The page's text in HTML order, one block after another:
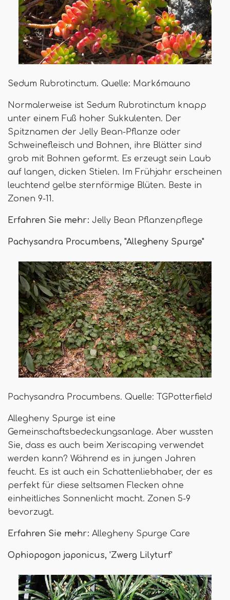
Sedum Rubrotinctum. Quelle: Mark6mauno
Normalerweise ist Sedum Rubrotinctum knapp
unter einem Fuß hoher Sukkulenten. Der
Spitznamen der Jelly Bean-Pflanze oder
Schweinefleisch und Bohnen, ihre Blätter sind
grob mit Bohnen geformt. Es erzeugt sein Laub
auf langen, dicken Stielen. Im Frühjahr erscheinen
leuchtend gelbe sternförmige Blüten. Beste in
Zonen 9-11.
Erfahren Sie mehr: Jelly Bean Pflanzenpflege
Pachysandra Procumbens, "Allegheny Spurge"
Pachysandra Procumbens. Quelle: TGPotterfield
Allegheny Spurge ist eine
Gemeinschaftsbedeckungsanlage. Aber wussten
Sie, dass es auch beim Xeriscaping verwendet
werden kann? Während es in jungen Jahren
feucht. Es ist auch ein Schattenliebhaber, der es
perfekt für diese seltsamen Flecken ohne
einheitliches Sonnenlicht macht. Zonen 5-9
bevorzugt.
Erfahren Sie mehr: Allegheny Spurge Care
Ophiopogon japonicus, 'Zwerg Lilyturf'